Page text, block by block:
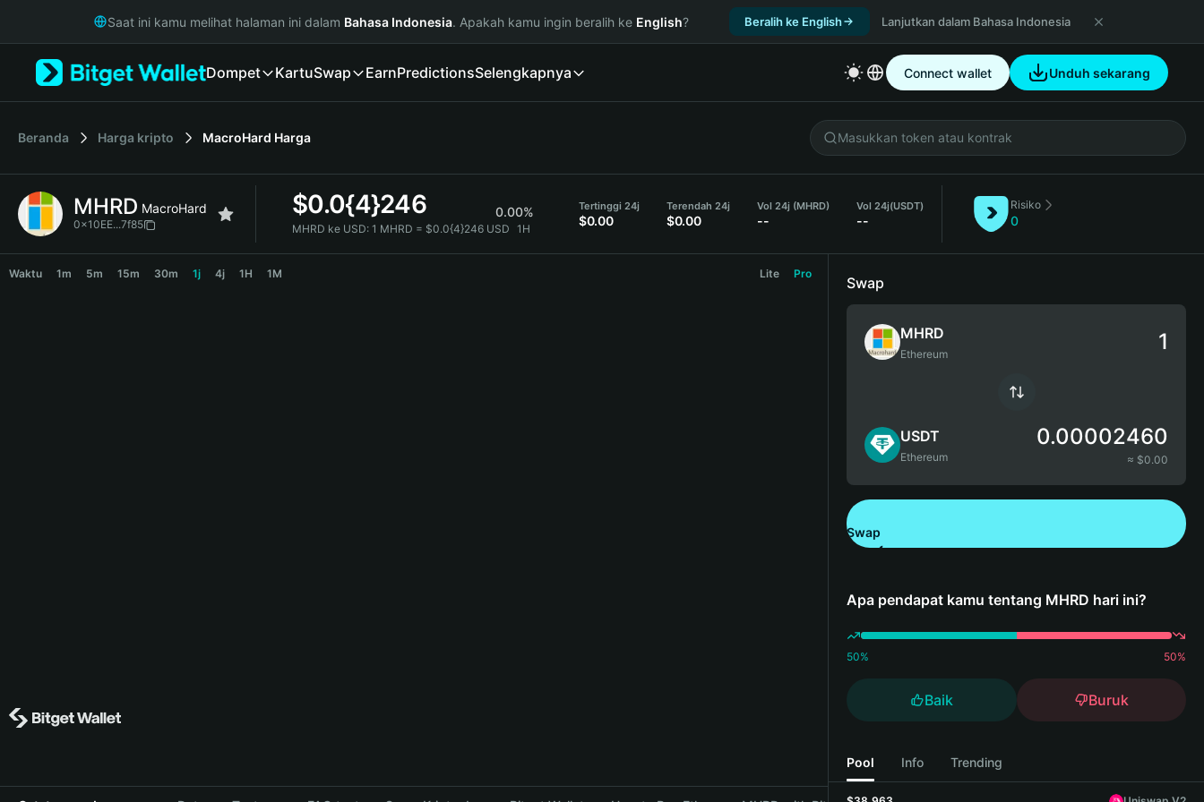
Русский
Italiano
简体中文
繁體中文
Bahasa Indonesia
Saat ini kamu melihat halaman ini dalam Bahasa Indonesia. Apakah kamu ingin beralih ke English? Beralih ke English Lanjutkan dalam Bahasa Indonesia
Dompet KartuSwap EarnPredictionsSelengkapnya Connect wallet Unduh sekarang
Beranda Harga kripto MacroHard Harga
MHRD MacroHard
0x10EE...7f85
$0.0{4}246 0.00%
MHRD ke USD: 1 MHRD = $0.0{4}246 USD 1H
Tertinggi 24j
$0.00
Terendah 24j
$0.00
Vol 24j (MHRD)
--
Vol 24j(USDT)
--
Risiko
0
Waktu 1m 5m 15m 30m 1j 4j 1H 1M Lite Pro
Swap
MHRD
Ethereum
USDT
Ethereum
0.00002460
≈ $0.00
Swap
Apa pendapat kamu tentang MHRD hari ini?
50% 50%
Baik Buruk
Pool Info Trending